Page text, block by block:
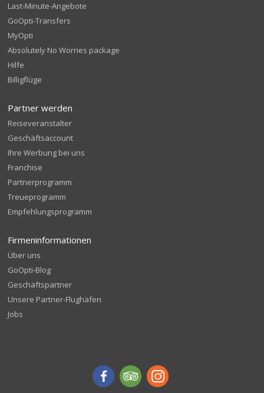
Last-Minute-Angebote
GoOpti-Transfers
MyOpti
Absolutely No Worries package
Hilfe
Billigflüge
Partner werden
Reiseveranstalter
Geschäftsaccount
Ihre Werbung bei uns
Franchise
Partnerprogramm
Treueprogramm
Empfehlungsprogramm
Firmeninformationen
Über uns
GoOpti-Blog
Geschäftspartner
Unsere Partner-Flughäfen
Jobs